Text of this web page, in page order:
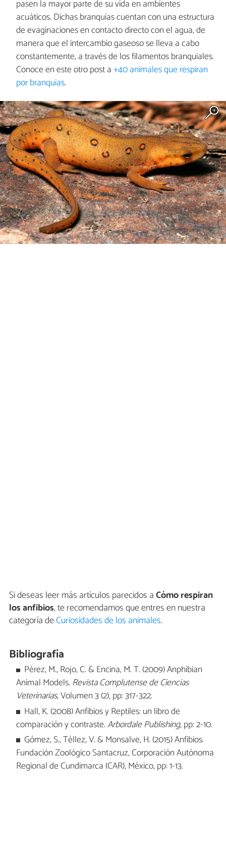
pasen la mayor parte de su vida en ambientes
acuáticos. Dichas branquias cuentan con una estructura
de evaginaciones en contacto directo con el agua, de
manera que el intercambio gaseoso se lleva a cabo
constantemente, a través de los filamentos branquiales.
Conoce en este otro post a+40 animales que respiran
por branquias.
Si deseas leer más artículos parecidos aCómo respiran
los anfibios, te recomendamos que entres en nuestra
categoría deCuriosidades de los animales.
Bibliografía
Pérez, M., Rojo, C. & Encina, M. T. (2009) Anphibian
Animal Models. Revista Complutense de Ciencias
Veterinarias, Volumen 3 (2), pp: 317-322.
Hall, K. (2008) Anfibios y Reptiles: un libro de
comparación y contraste.Arbordale Publishing, pp: 2-10.
Gómez, S., Téllez, V. & Monsalve, H. (2015) Anfibios.
Fundación Zoológico Santacruz, Corporación Autónoma
Regional de Cundimarca (CAR), México, pp: 1-13.